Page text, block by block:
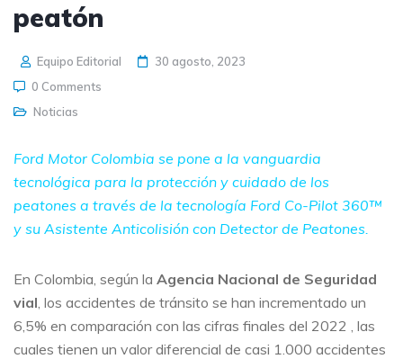
peatón
Equipo Editorial
30 agosto, 2023
0 Comments
Noticias
Ford Motor Colombia se pone a la vanguardia
tecnológica para la protección y cuidado de los
peatones a través de la tecnología Ford Co-Pilot 360™
y su Asistente Anticolisión con Detector de Peatones.
En Colombia, según la Agencia Nacional de Seguridad
vial , los accidentes de tránsito se han incrementado un
6,5% en comparación con las cifras finales del 2022 , las
cuales tienen un valor diferencial de casi 1.000 accidentes